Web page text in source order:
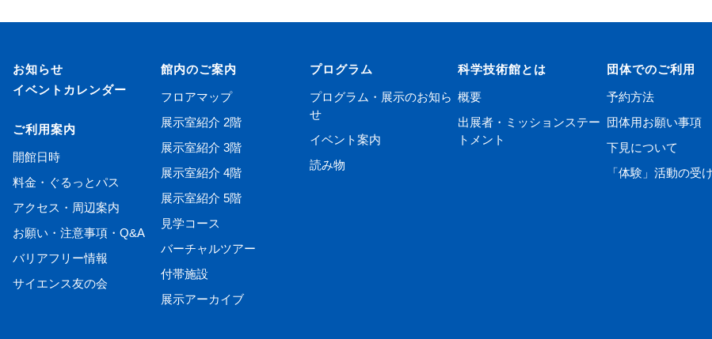
お知らせ
イベントカレンダー
ご利用案内
開館日時
料金・ぐるっとパス
アクセス・周辺案内
お願い・注意事項・Q&A
バリアフリー情報
サイエンス友の会
館内のご案内
フロアマップ
展示室紹介 2階
展示室紹介 3階
展示室紹介 4階
展示室紹介 5階
見学コース
バーチャルツアー
付帯施設
展示アーカイブ
プログラム
プログラム・展示のお知ら
せ
イベント案内
読み物
科学技術館とは
概要
出展者・ミッションステー
トメント
団体でのご利用
予約方法
団体用お願い事項
下見について
「体験」活動の受